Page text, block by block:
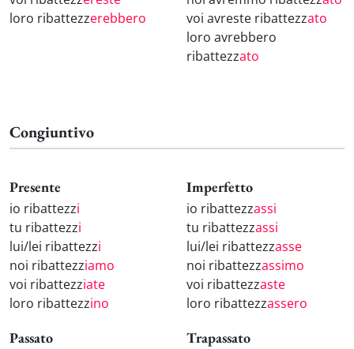
loro ribattezzerebbero
voi avreste ribattezzato
loro avrebbero
ribattezzato
Congiuntivo
Presente
io ribattezzi
tu ribattezzi
lui/lei ribattezzi
noi ribattezziamo
voi ribattezziate
loro ribattezzino
Imperfetto
io ribattezzassi
tu ribattezzassi
lui/lei ribattezzasse
noi ribattezzassimo
voi ribattezzaste
loro ribattezzassero
Passato Trapassato